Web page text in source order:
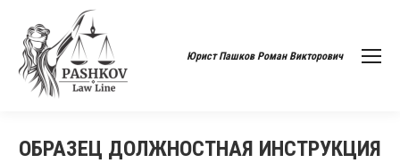
Юрист Пашков Роман Викторович
ОБРАЗЕЦ ДОЛЖНОСТНАЯ ИНСТРУКЦИЯ